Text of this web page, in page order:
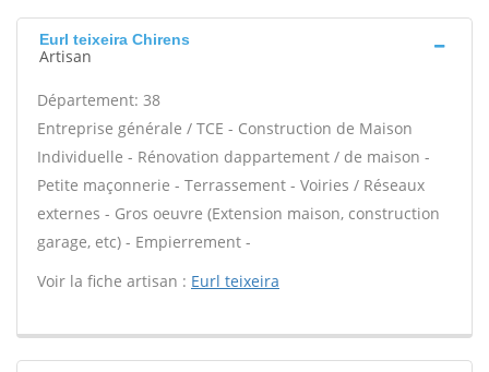
Eurl teixeira Chirens
Artisan
Département: 38
Entreprise générale / TCE - Construction de Maison
Individuelle - Rénovation dappartement / de maison -
Petite maçonnerie - Terrassement - Voiries / Réseaux
externes - Gros oeuvre (Extension maison, construction
garage, etc) - Empierrement -
Voir la fiche artisan : Eurl teixeira